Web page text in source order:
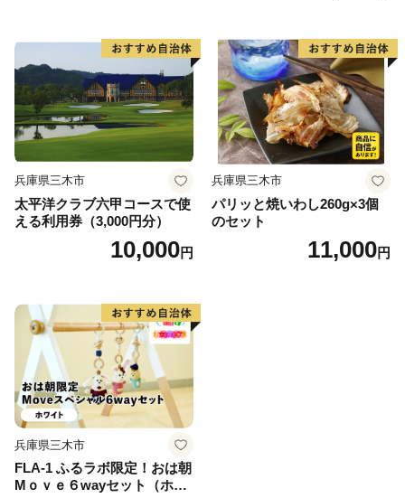
たい 夏 インスタ映え お菓子
贈り物 個包装 送料無料 お見
舞い すぐ 届く
兵庫県三木市
太平洋クラブ六甲コースで使
える利用券（3,000円分）
10,000円
兵庫県三木市
パリッと焼いわし260g×3個
のセット
11,000円
兵庫県三木市
FLA-1 ふるラボ限定！おは朝
Mｏｖｅ６wayセット（ホワ